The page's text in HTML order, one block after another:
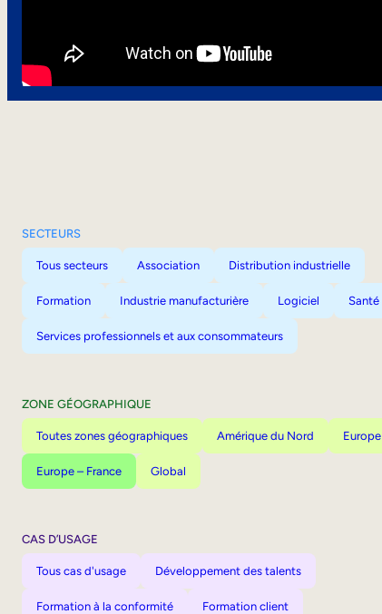
SECTEURS
Tous secteurs Association Distribution industrielle
Formation Industrie manufacturière Logiciel Santé
Services professionnels et aux consommateurs
ZONE GÉOGRAPHIQUE
Toutes zones géographiques Amérique du Nord Europe
Europe – France Global
CAS D’USAGE
Tous cas d'usage Développement des talents
Formation à la conformité Formation client